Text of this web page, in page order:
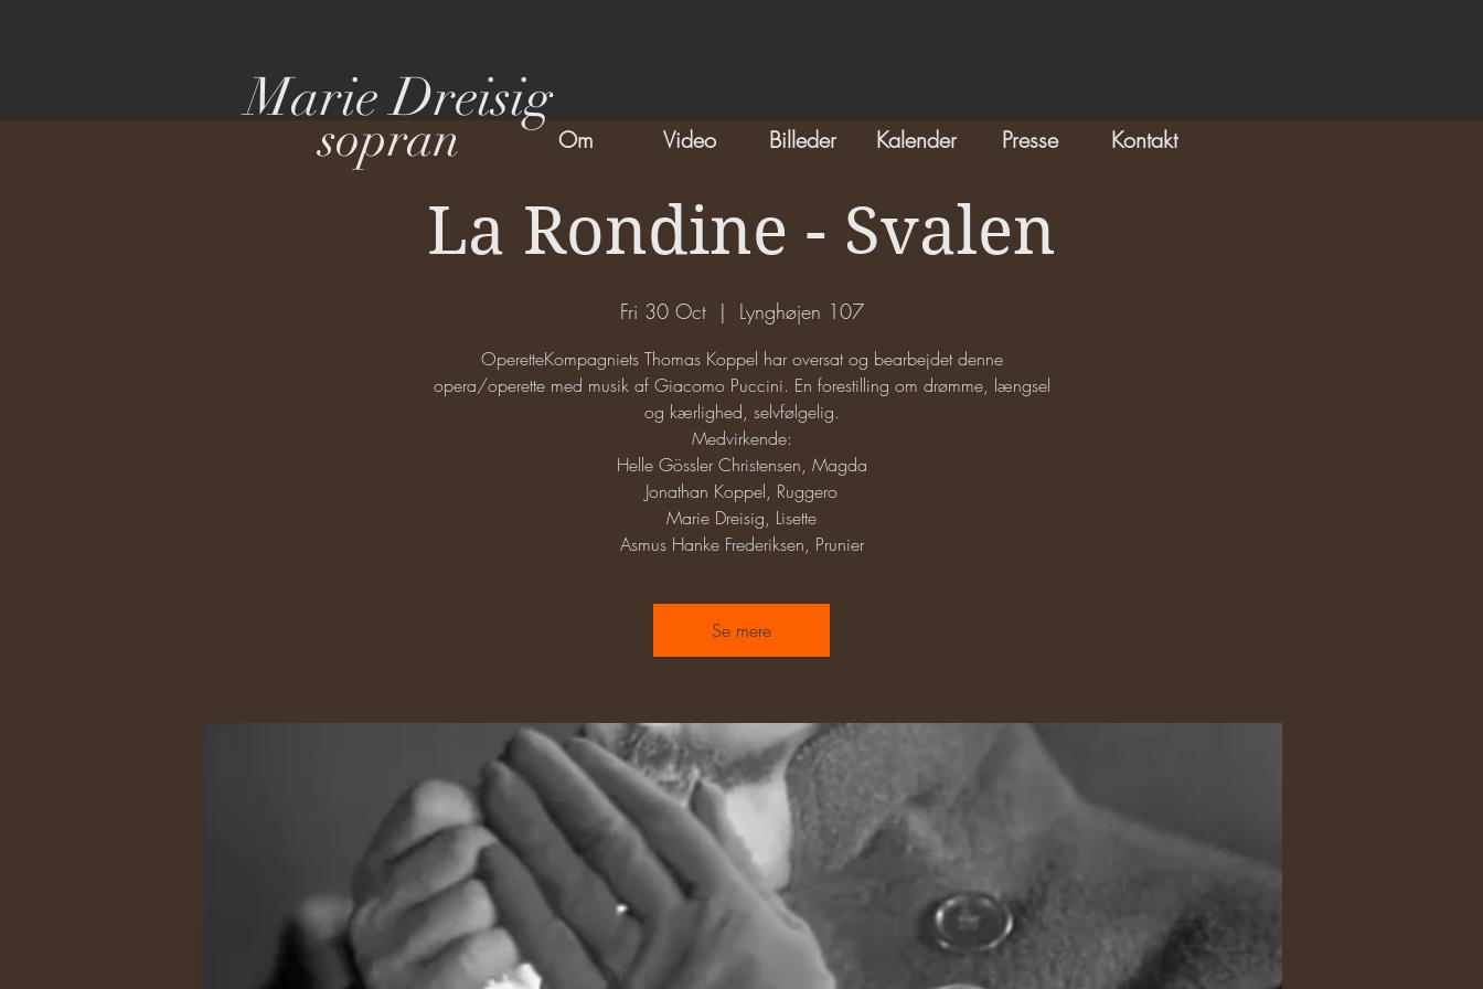
La Rondine - Svalen
Fri 30 Oct
  |
Lynghøjen 107
OperetteKompagniets Thomas Koppel har oversat og bearbejdet denne
opera/operette med musik af Giacomo Puccini. En forestilling om drømme, længsel
og kærlighed, selvfølgelig.
Medvirkende:
Helle Gössler Christensen, Magda
Jonathan Koppel, Ruggero
Marie Dreisig, Lisette
Asmus Hanke Frederiksen, Prunier
Se mere
Om Video Billeder Kalender Presse Kontakt
Marie Dreisig
sopran